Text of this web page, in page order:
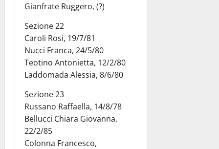
Gianfrate Ruggero, (?)
Sezione 22
Caroli Rosi, 19/7/81
Nucci Franca, 24/5/80
Teotino Antonietta, 12/2/80
Laddomada Alessia, 8/6/80
Sezione 23
Russano Raffaella, 14/8/78
Bellucci Chiara Giovanna,
22/2/85
Colonna Francesco,